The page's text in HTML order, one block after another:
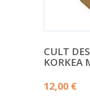
CULT
KORKEA
12,00 €